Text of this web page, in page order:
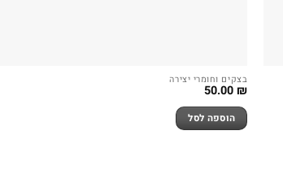
בצקים וחומרי יצירה
50.00 ₪
הוספה לסל